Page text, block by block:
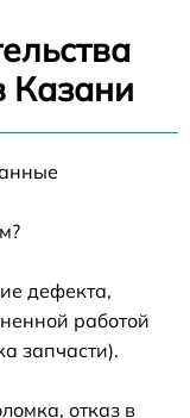
Казани
дефекта,
работой
запчасти).
отказ в